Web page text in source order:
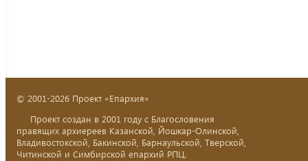
© 2001-2026 Проект «Епархия»
Проект создан в 2001 году с Благословения
правящих архиереев Казанской, Йошкар-Олинской,
Владивостокской, Бакинской, Барнаульской, Тверской,
Читинской и Симбирской епархий РПЦ.